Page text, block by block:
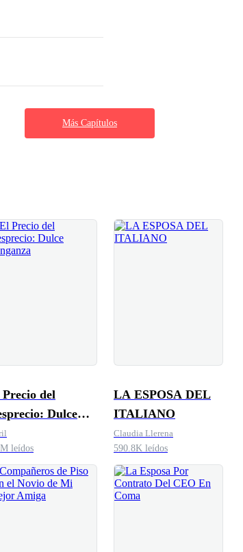
Más Capítulos
del
Dulce
leídos
LA ESPOSA DEL
ITALIANO
Claudia Llerena
590.8K leídos